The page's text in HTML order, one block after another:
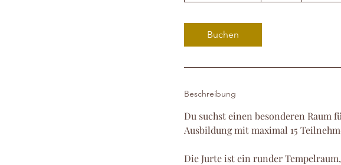
0
n
.
Buchen
Beschreibung
Du suchst einen besonderen Raum
Ausbildung mit maximal 15
Die Jurte ist ein runder